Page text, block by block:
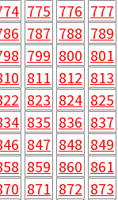
775 776 777
787 788 789
799 800 801
811 812 813
823 824 825
835 836 837
847 848 849
859 860 861
871 872 873